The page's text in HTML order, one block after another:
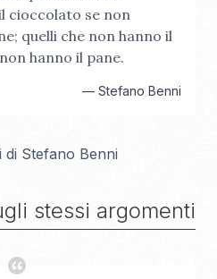
cioccolato se non
quelli che non hanno il
hanno il pane.
— Stefano Benni
di Stefano Benni
stessi argomenti